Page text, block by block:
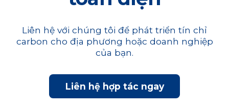
Liên hệ với chúng tôi để phát triển tín chỉ
carbon cho địa phương hoặc doanh nghiệp
của bạn.
Liên hệ hợp tác ngay